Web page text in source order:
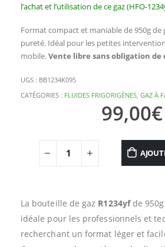
l’achat et l’utilisation de ce gaz (HFO-
Format compact et maniable de 950g de
pureté. Idéal pour les petites
mobile.Vente libre sans obligation
UGS : BB1234K095
CATÉGORIES : FLUIDES FRIGORIGÈNES GAZ À
99,00€
La bouteille de gaz R1234yfde
idéale pour les professionnels et
recherchant un format léger et